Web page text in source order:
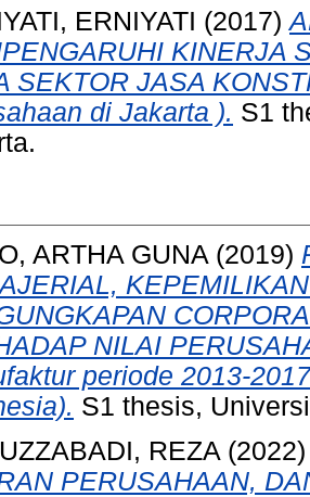
ERNIYATI (2017)
KINERJA
SEKTOR JASA
di Jakarta ). S1
ARTHA GUNA (2019)
NILAI
periode 2013-
S1 thesis,
REZA
PERUSAHAAN,